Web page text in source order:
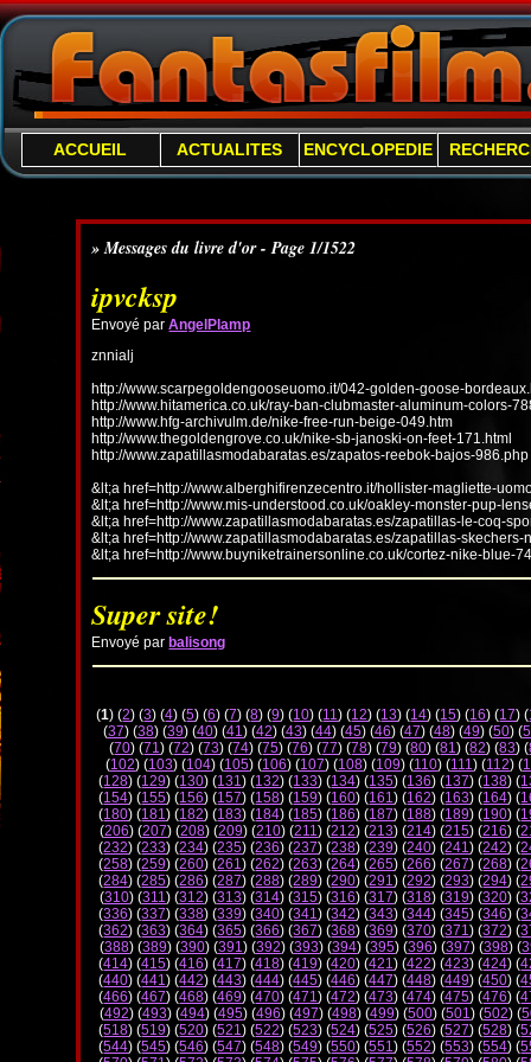
ACCUEIL ACTUALITES ENCYCLOPEDIE
» Messages du livre d'or - Page 1/1522
ipvcksp
Envoyé parAngelPlamp
znnialj
http://www.scarpegoldengooseuomo.it/042-golden-goose-
http://www.hitamerica.co.uk/ray-ban-clubmaster-aluminum-colors-
http://www.hfg-archivulm.de/nike-free-run-beige-049.htm
http://www.thegoldengrove.co.uk/nike-sb-janoski-on-feet-171.html
http://www.zapatillasmodabaratas.es/zapatos-reebok-bajos-986.php
&lt;a href=http://www.alberghifirenzecentro.it/hollister-magliette-
&lt;a href=http://www.mis-understood.co.uk/oakley-monster-pup-
&lt;a href=http://www.zapatillasmodabaratas.es/zapatillas-le-coq-
&lt;a href=http://www.zapatillasmodabaratas.es/zapatillas-
&lt;a href=http://www.buyniketrainersonline.co.uk/cortez-nike-blue-
Super site!
Envoyé par balisong
(1) (2) (3) (4) (5) (6) (7) (8) (9) (10) (11) (12) (13) (14) (15) (16) (17) (
(37) (38) (39) (40) (41) (42) (43) (44) (45) (46) (47) (48) (49) (50) (
(70) (71) (72) (73) (74) (75) (76) (77) (78) (79) (80) (81) (82) (83) (
(102) (103) (104) (105) (106) (107) (108) (109) (110) (111) (112) (
(128) (129) (130) (131) (132) (133) (134) (135) (136) (137) (138) (
(154) (155) (156) (157) (158) (159) (160) (161) (162) (163) (164) (
(180) (181) (182) (183) (184) (185) (186) (187) (188) (189) (190) (
(206) (207) (208) (209) (210) (211) (212) (213) (214) (215) (216) (
(232) (233) (234) (235) (236) (237) (238) (239) (240) (241) (242) (
(258) (259) (260) (261) (262) (263) (264) (265) (266) (267) (268) (
(284) (285) (286) (287) (288) (289) (290) (291) (292) (293) (294) (
(310) (311) (312) (313) (314) (315) (316) (317) (318) (319) (320) (
(336) (337) (338) (339) (340) (341) (342) (343) (344) (345) (346) (
(362) (363) (364) (365) (366) (367) (368) (369) (370) (371) (372) (
(388) (389) (390) (391) (392) (393) (394) (395) (396) (397) (398) (
(414) (415) (416) (417) (418) (419) (420) (421) (422) (423) (424) (
(440) (441) (442) (443) (444) (445) (446) (447) (448) (449) (450) (
(466) (467) (468) (469) (470) (471) (472) (473) (474) (475) (476) (
(492) (493) (494) (495) (496) (497) (498) (499) (500) (501) (502) (
(518) (519) (520) (521) (522) (523) (524) (525) (526) (527) (528) (
(544) (545) (546) (547) (548) (549) (550) (551) (552) (553) (554) (